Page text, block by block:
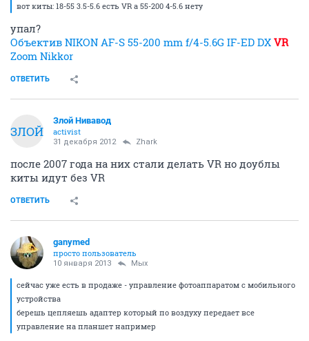
вот киты: 18-55 3.5-5.6 есть VR а 55-200 4-5.6 нету
упал?
Объектив NIKON AF-S 55-200 mm f/4-5.6G IF-ED DX VR
Zoom Nikkor
ОТВЕТИТЬ
ЗЛОЙ
Злой Нивавод
activist
31 декабря 2012 Zhark
после 2007 года на них стали делать VR но доублы
киты идут без VR
ОТВЕТИТЬ
ganymed
просто пользователь
10 января 2013 Мых
сейчас уже есть в продаже - управление фотоаппаратом с мобильного
устройства
берешь цепляешь адаптер который по воздуху передает все
управление на планшет например